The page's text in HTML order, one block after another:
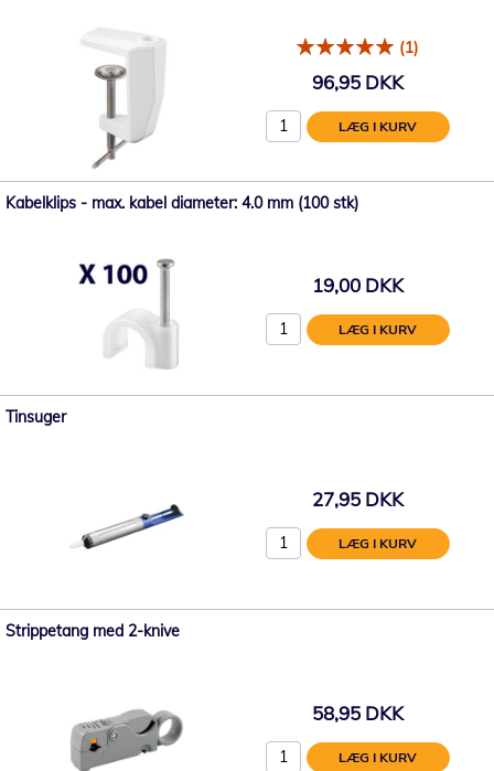
(1)
96,95 DKK
LÆG I KURV
Kabelklips - max. kabel diameter: 4.0 mm (100 stk)
19,00 DKK
LÆG I KURV
Tinsuger
27,95 DKK
LÆG I KURV
Strippetang med 2-knive
58,95 DKK
LÆG I KURV